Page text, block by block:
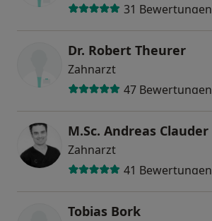
31 Bewertungen
Dr. Robert Theurer
Zahnarzt
47 Bewertungen
M.Sc. Andreas Clauder
Zahnarzt
41 Bewertungen
Tobias Bork